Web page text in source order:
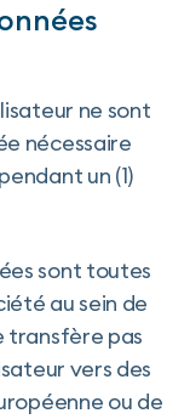
ne sont
nécessaire
un (1)
sont toutes
au sein de
transfère pas
vers des
ou de